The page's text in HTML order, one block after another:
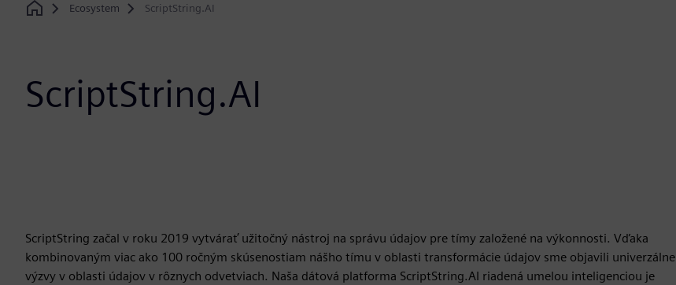
Home
Ecosystem ScriptString.AI
ScriptString.AI
ScriptString začal v roku 2019 vytvárať užitočný nástroj na správu údajov pre tímy založené na výkonnosti. Vďaka
kombinovaným viac ako 100 ročným skúsenostiam nášho tímu v oblasti transformácie údajov sme objavili univerzálne
výzvy v oblasti údajov v rôznych odvetviach. Naša dátová platforma ScriptString.AI riadená umelou inteligenciou je